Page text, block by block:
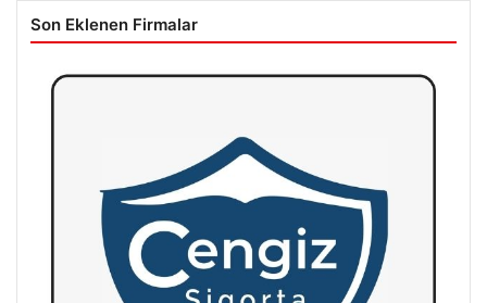
Son Eklenen Firmalar